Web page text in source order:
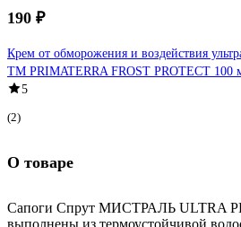
190 ₽
Крем от обморожения и воздействия
TM PRIMATERRA FROST PROTECT 100
5
(2)
О товаре
Сапоги Спрут МИСТРАЛЬ ULTRA
выполнены из термоустойчивой